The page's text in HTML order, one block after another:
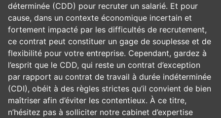
déterminée (CDD) pour recruter un salarié. Et pour
cause, dans un contexte économique incertain et
fortement impacté par les difficultés de recrutement,
ce contrat peut constituer un gage de souplesse et de
flexibilité pour votre entreprise. Cependant, gardez à
l’esprit que le CDD, qui reste un contrat d’exception
par rapport au contrat de travail à durée indéterminée
(CDI), obéit à des règles strictes qu’il convient de bien
maîtriser afin d’éviter les contentieux. À ce titre,
n’hésitez pas à solliciter notre cabinet d’expertise